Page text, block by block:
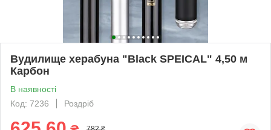
Вудилище херабуна "Black SPEICAL" 4,50 м
Карбон
В наявності
Код: 7236
Роздріб